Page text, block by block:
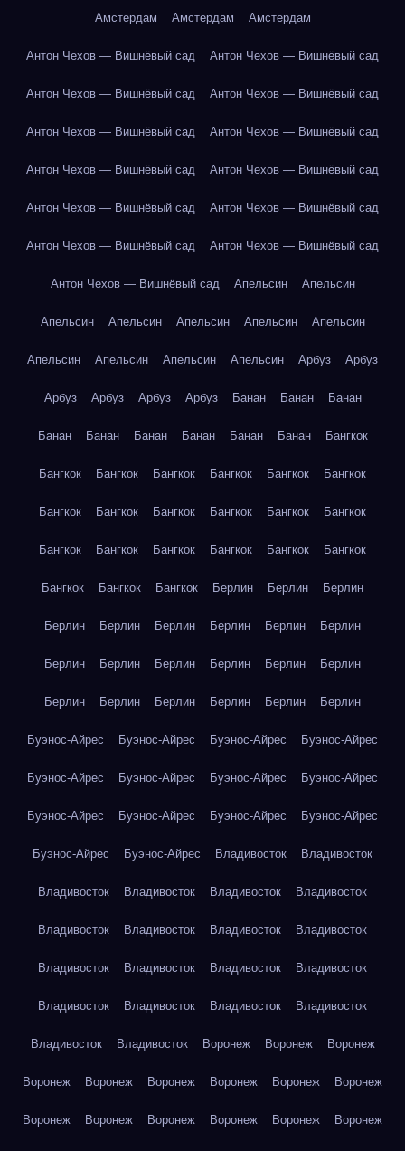
Амстердам Амстердам Амстердам
Антон Чехов — Вишнёвый сад Антон Чехов — Вишнёвый сад
Антон Чехов — Вишнёвый сад Антон Чехов — Вишнёвый сад
Антон Чехов — Вишнёвый сад Антон Чехов — Вишнёвый сад
Антон Чехов — Вишнёвый сад Антон Чехов — Вишнёвый сад
Антон Чехов — Вишнёвый сад Антон Чехов — Вишнёвый сад
Антон Чехов — Вишнёвый сад Антон Чехов — Вишнёвый сад
Антон Чехов — Вишнёвый сад Апельсин Апельсин
Апельсин Апельсин Апельсин Апельсин Апельсин
Апельсин Апельсин Апельсин Апельсин Арбуз Арбуз
Арбуз Арбуз Арбуз Арбуз Банан Банан Банан
Банан Банан Банан Банан Банан Банан Бангкок
Бангкок Бангкок Бангкок Бангкок Бангкок Бангкок
Бангкок Бангкок Бангкок Бангкок Бангкок Бангкок
Бангкок Бангкок Бангкок Бангкок Бангкок Бангкок
Бангкок Бангкок Бангкок Берлин Берлин Берлин
Берлин Берлин Берлин Берлин Берлин Берлин
Берлин Берлин Берлин Берлин Берлин Берлин
Берлин Берлин Берлин Берлин Берлин Берлин
Буэнос-Айрес Буэнос-Айрес Буэнос-Айрес Буэнос-Айрес
Буэнос-Айрес Буэнос-Айрес Буэнос-Айрес Буэнос-Айрес
Буэнос-Айрес Буэнос-Айрес Буэнос-Айрес Буэнос-Айрес
Буэнос-Айрес Буэнос-Айрес Владивосток Владивосток
Владивосток Владивосток Владивосток Владивосток
Владивосток Владивосток Владивосток Владивосток
Владивосток Владивосток Владивосток Владивосток
Владивосток Владивосток Владивосток Владивосток
Владивосток Владивосток Воронеж Воронеж Воронеж
Воронеж Воронеж Воронеж Воронеж Воронеж Воронеж
Воронеж Воронеж Воронеж Воронеж Воронеж Воронеж